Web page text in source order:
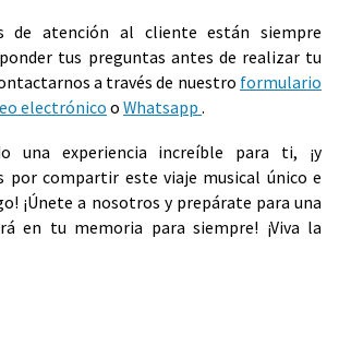
de atención al cliente están siempre
tus preguntas antes de realizar tu
a través de nuestro formulario
electrónico o Whatsapp .
una experiencia increíble para ti, ¡y
por compartir este viaje musical único e
¡Únete a nosotros y prepárate para una
en tu memoria para siempre! ¡Viva la